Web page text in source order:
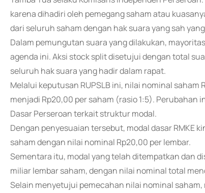
karena dihadiri oleh pemegang saham atau
dari seluruh saham dengan hak suara yang sah
Dalam pemungutan suara yang dilakukan,
agenda ini. Aksi stock split disetujui dengan total
seluruh hak suara yang hadir dalam rapat.
Melalui keputusan RUPSLB ini, nilai nominal saham
menjadi Rp20,00 per saham (rasio 1:5). Perubahan
Dasar Perseroan terkait struktur modal.
Dengan penyesuaian tersebut, modal dasar RMKE
saham dengan nilai nominal Rp20,00 per lembar.
Sementara itu, modal yang telah ditempatkan dan
miliar lembar saham, dengan nilai nominal total
Selain menyetujui pemecahan nilai nominal